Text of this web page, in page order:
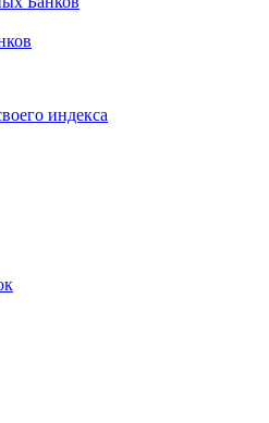
Банков
индекса